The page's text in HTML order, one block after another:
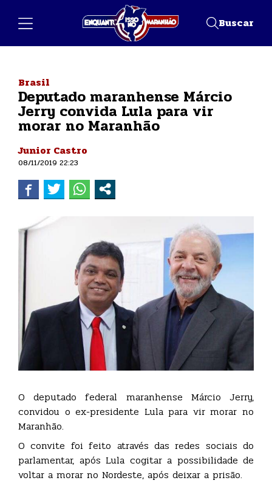
Buscar
Brasil
Deputado maranhense Márcio
Jerry convida Lula para vir
morar no Maranhão
Junior Castro
08/11/2019 22:23
O deputado federal maranhense Márcio Jerry,
convidou o ex-presidente Lula para vir morar no
Maranhão.
O convite foi feito através das redes sociais do
parlamentar, após Lula cogitar a possibilidade de
voltar a morar no Nordeste, após deixar a prisão.